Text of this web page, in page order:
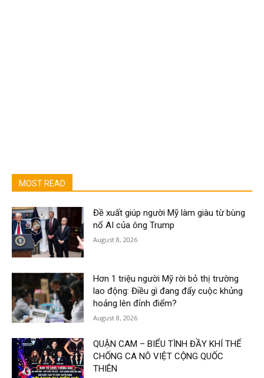
MOST READ
Đề xuất giúp người Mỹ làm giàu từ bùng
nổ AI của ông Trump
August 8, 2026
Hơn 1 triệu người Mỹ rời bỏ thị trường
lao động: Điều gì đang đẩy cuộc khủng
hoảng lên đỉnh điểm?
August 8, 2026
QUẬN CAM – BIỂU TÌNH ĐẦY KHÍ THẾ
CHỐNG CA NÔ VIỆT CỘNG QUỐC
THIÊN